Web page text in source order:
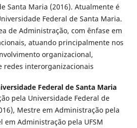
Santa Maria (2016). Atualmente é
Federal de Santa Maria.
de Administração, com ênfase em
atuando principalmente nos
organizacional,
redes interorganizacionais
Federal de Santa Maria
pela Universidade Federal de
Mestre em Administração pela
em Administração pela UFSM